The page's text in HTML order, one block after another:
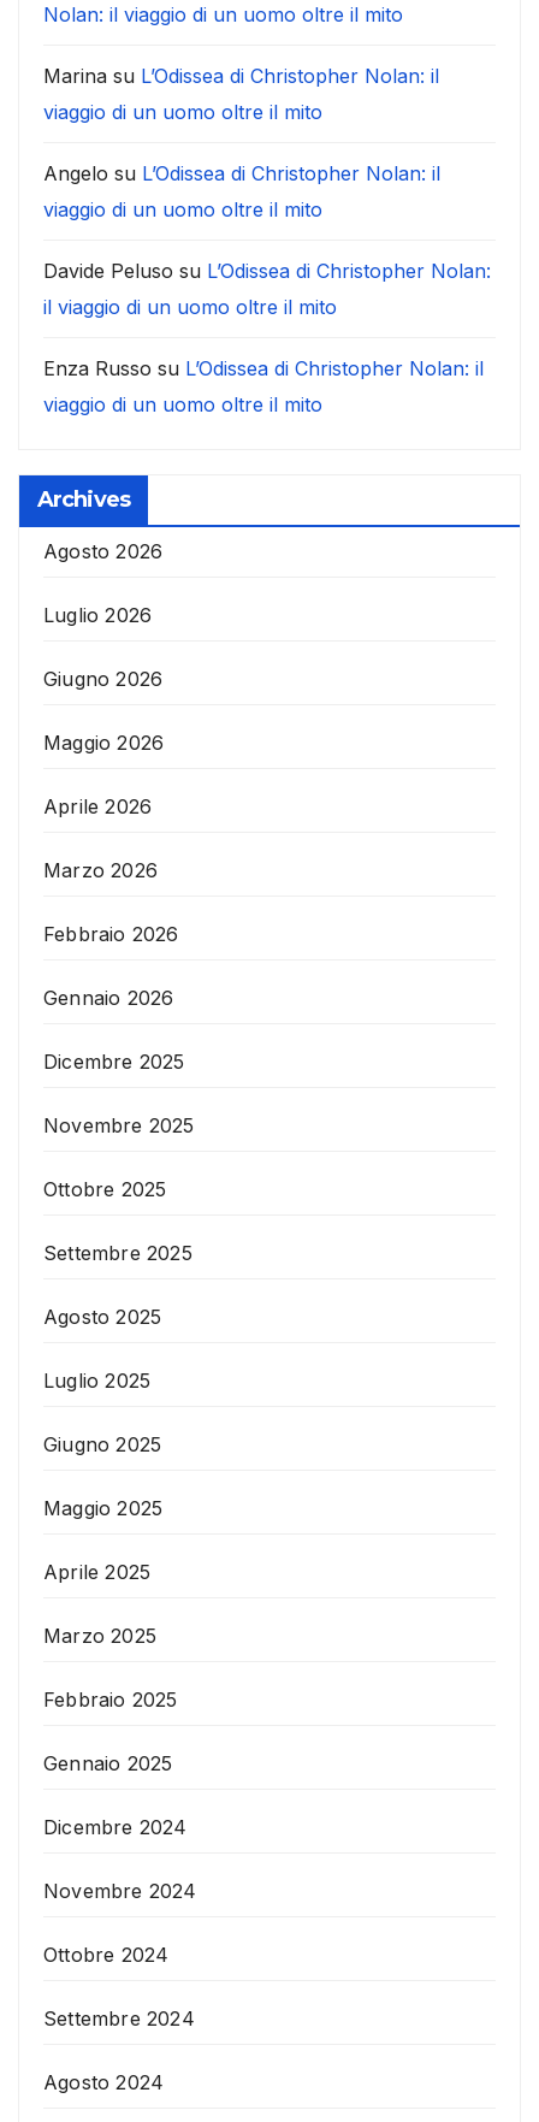
Nolan: il viaggio di un uomo oltre il mito
Marina su L’Odissea di Christopher Nolan: il
viaggio di un uomo oltre il mito
Angelo su L’Odissea di Christopher Nolan: il
viaggio di un uomo oltre il mito
Davide Peluso su L’Odissea di Christopher Nolan:
il viaggio di un uomo oltre il mito
Enza Russo su L’Odissea di Christopher Nolan: il
viaggio di un uomo oltre il mito
Archives
Agosto 2026
Luglio 2026
Giugno 2026
Maggio 2026
Aprile 2026
Marzo 2026
Febbraio 2026
Gennaio 2026
Dicembre 2025
Novembre 2025
Ottobre 2025
Settembre 2025
Agosto 2025
Luglio 2025
Giugno 2025
Maggio 2025
Aprile 2025
Marzo 2025
Febbraio 2025
Gennaio 2025
Dicembre 2024
Novembre 2024
Ottobre 2024
Settembre 2024
Agosto 2024